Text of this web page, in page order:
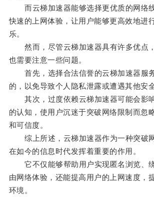
而云梯加速器能够选择更优质的网络
快速的上网体验，让用户能够更高效地进
乐。
然而，尽管云梯加速器具有许多优点
也需要注意一些问题。
首先，选择合法信誉的云梯加速器服
的，以免导致个人隐私泄露或遭遇其他安
其次，过度依赖云梯加速器可能会影
的认知，使用户沉迷于突破网络限制而忽
和可信度。
综上所述，云梯加速器作为一种突破网
在如今的信息时代发挥着重要的作用。
它不仅能够帮助用户实现匿名浏览、
由网络体验，还能提高用户的上网速度，
环境。